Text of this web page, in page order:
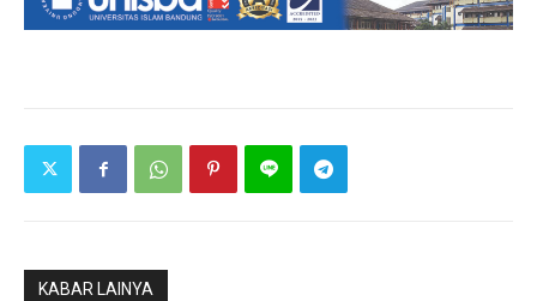
KABAR LAINYA